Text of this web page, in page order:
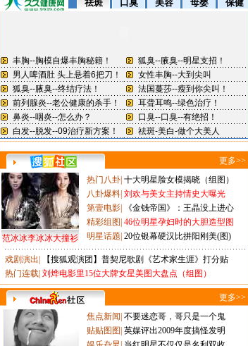
更多>>
范冰冰李冰冰大撞衫
热门八卦 十大明星脸女模揭晓（组图）
八卦爆料 刘欢与美女主持情史大曝光
第壹电影
《金钱帝国》：王晶没上进心
精彩组图 46位明星孕妇时的大胆造型图
明星话题 20位银幕硬汉比拼阳刚美(图)
戏剧演出
【搜狐观演团】普契尼歌剧《艺术家生涯》打分贴
热门连载 刘烨电影里15位大牌女星美图大盘点（组图）
更多>>
焦点新闻 不要迷恋哥，哥只是一个鬼
贴贴图图 英媒评出2009年度搞怪发明